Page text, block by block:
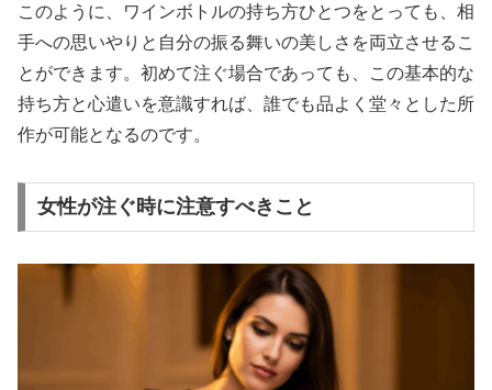
このように、ワインボトルの持ち方ひとつをとっても、相
手への思いやりと自分の振る舞いの美しさを両立させるこ
とができます。初めて注ぐ場合であっても、この基本的な
持ち方と心遣いを意識すれば、誰でも品よく堂々とした所
作が可能となるのです。
女性が注ぐ時に注意すべきこと